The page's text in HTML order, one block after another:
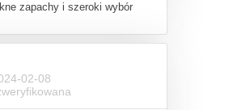
zapachy i szeroki wybór
02-08